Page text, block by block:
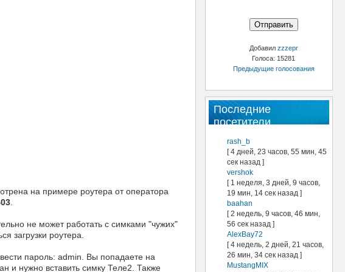
Добавил zzzepr
Голоса: 15281
Предыдущие голосования
Последние
посетители
rash_b
[ 4 дней, 23 часов, 55 мин, 45
сек назад ]
vershok
[ 1 неделя, 3 дней, 9 часов,
19 мин, 14 сек назад ]
baahan
[ 2 недель, 9 часов, 46 мин,
56 сек назад ]
AlexBay72
[ 4 недель, 2 дней, 21 часов,
26 мин, 34 сек назад ]
MustangMIX
на примере роутера от оператора
не может работать с симками "чужих"
загрузки роутера.
пароль: admin. Вы попадаете на
и нужно вставить симку Теле2. Также